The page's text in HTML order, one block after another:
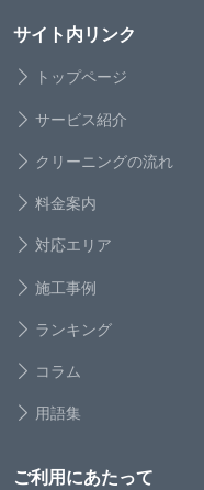
サイト内リンク
トップページ
サービス紹介
クリーニングの流れ
料金案内
対応エリア
施工事例
ランキング
コラム
用語集
ご利用にあたって